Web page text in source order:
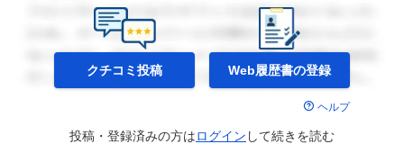
クチコミ投稿 Web履歴書の登録
ヘルプ
投稿・登録済みの方はログイン して続きを読む